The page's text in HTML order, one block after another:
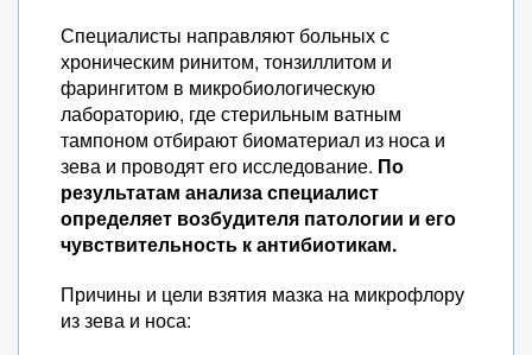
Специалисты направляют больных с
хроническим ринитом, тонзиллитом и
фарингитом в микробиологическую
лабораторию, где стерильным ватным
тампоном отбирают биоматериал из носа и
зева и проводят его исследование. По
результатам анализа специалист
определяет возбудителя патологии и его
чувствительность к антибиотикам.
Причины и цели взятия мазка на микрофлору
из зева и носа: